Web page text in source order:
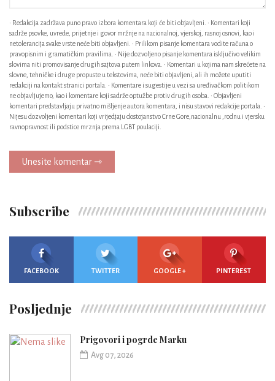
• Redakcija zadržava puno pravo izbora komentara koji će biti objavljeni. • Komentari koji
sadrže psovke, uvrede, prijetnje i govor mržnje na nacionalnoj, vjerskoj, rasnoj osnovi, kao i
netolerancija svake vrste neće biti objavljeni. • Prilikom pisanje komentara vodite računa o
pravopisnim i gramatičkim pravilima. • Nije dozvoljeno pisanje komentara isključivo velikim
slovima niti promovisanje drugih sajtova putem linkova. • Komentari u kojima nam skrećete na
slovne, tehničke i druge propuste u tekstovima, neće biti objavljeni, ali ih možete uputiti
redakciji na kontakt stranici portala. • Komentare i sugestije u vezi sa uređivačkom politikom
ne objavljujemo, kao i komentare koji sadrže optužbe protiv drugih osoba. • Objavljeni
komentari predstavljaju privatno mišljenje autora komentara, i nisu stavovi redakcije portala. •
Nijesu dozvoljeni komentari koji vrijedjaju dostojanstvo Crne Gore,nacionalnu ,rodnu i vjersku
ravnopravnost ili podstice mrznja prema LGBT poulaciji.
Unesite komentar ⇾
Subscribe
FACEBOOK TWITTER GOOGLE + PINTEREST
Posljednje
Prigovori i pogrde Marku
Avg 07, 2026